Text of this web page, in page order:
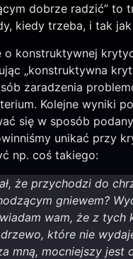
dobrze radzić”
kiedy trzeba, i tak
o konstruktywnej
„konstruktywna
zaradzenia
Kolejne wyniki
się w sposób
unikać przy
np. coś takiego:
że przychodzi do
gniewem?
wam, że z
które nie
mną, mocniejszy jest